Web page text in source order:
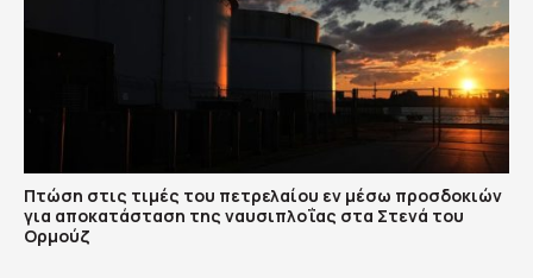
Πτώση στις τιμές του πετρελαίου εν μέσω προσδοκιών
για αποκατάσταση της ναυσιπλοΐας στα Στενά του
Ορμούζ